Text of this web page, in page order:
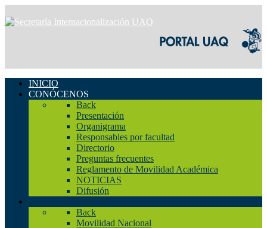
INICIO
CONÓCENOS
Back
Presentación
Organigrama
Responsables por facultad
Directorio
Preguntas frecuentes
Reglamento de Movilidad Académica
NOTICIAS
Difusión
Back
Movilidad Nacional